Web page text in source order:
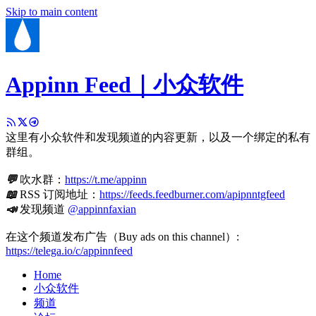
Skip to main content
Appinn Feed｜小众软件
这里有小众软件和发现频道的内容更新，以及一个绑定的私有
群组。
💬吹水群： https://t.me/appinn
📖RSS 订阅地址： https://feeds.feedburner.com/apipnntgfeed
📣发现频道 @appinnfaxian
在这个频道发布广告（Buy ads on this channel）:
https://telega.io/c/appinnfeed
Home
小众软件
频道